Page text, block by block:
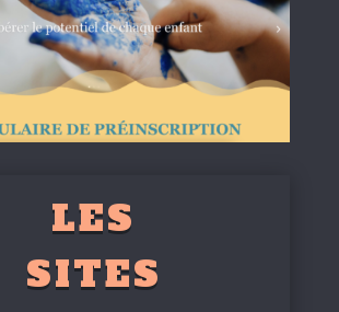
LES
SITES